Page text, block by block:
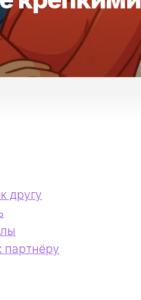
другу
партнёру